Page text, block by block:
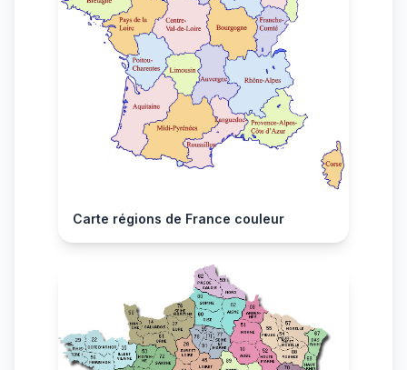
Carte régions de France couleur